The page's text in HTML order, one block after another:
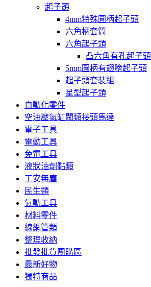
起子頭
4mm特殊圓柄起子頭
六角柄套筒
六角起子頭
凸六角有孔起子頭
5mm圓柄有翅膀起子頭
起子頭套裝組
星型起子頭
自動化零件
空油壓氣缸閥類接頭馬達
電子工具
電動工具
免電工具
液狀油劑黏類
工安無塵
民生類
氣動工具
材料零件
線網管類
整理收納
批發批貨團購區
最新好物
獨特商品